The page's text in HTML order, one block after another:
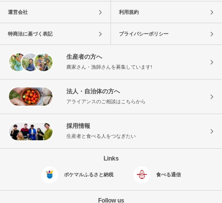
運営会社 利用規約
特商法に基づく表記 プライバシーポリシー
生産者の方へ
農家さん・漁師さんを募集しています!
法人・自治体の方へ
アライアンスのご相談はこちらから
採用情報
生産者と食べる人をつなぎたい
Links
ポケマルふるさと納税 食べる通信
Follow us